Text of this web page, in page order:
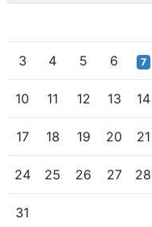
3 4 5 6 7
10 11 12 13 14
17 18 19 20 21
24 25 26 27 28
31